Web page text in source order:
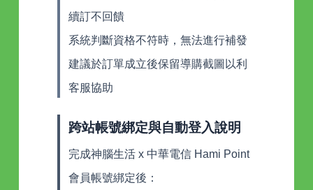
續訂不回饋
系統判斷資格不符時，無法進行補發
建議於訂單成立後保留導購截圖以利
客服協助
跨站帳號綁定與自動登入說明
完成神腦生活 x 中華電信 Hami Point
會員帳號綁定後：